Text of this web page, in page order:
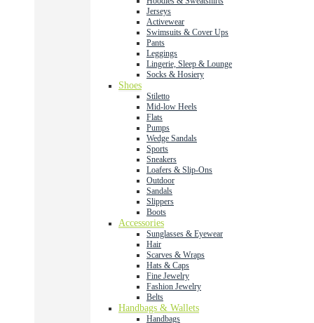
Jerseys
Activewear
Swimsuits & Cover Ups
Pants
Leggings
Lingerie, Sleep & Lounge
Socks & Hosiery
Shoes
Stiletto
Mid-low Heels
Flats
Pumps
Wedge Sandals
Sports
Sneakers
Loafers & Slip-Ons
Outdoor
Sandals
Slippers
Boots
Accessories
Sunglasses & Eyewear
Hair
Scarves & Wraps
Hats & Caps
Fine Jewelry
Fashion Jewelry
Belts
Handbags & Wallets
Handbags